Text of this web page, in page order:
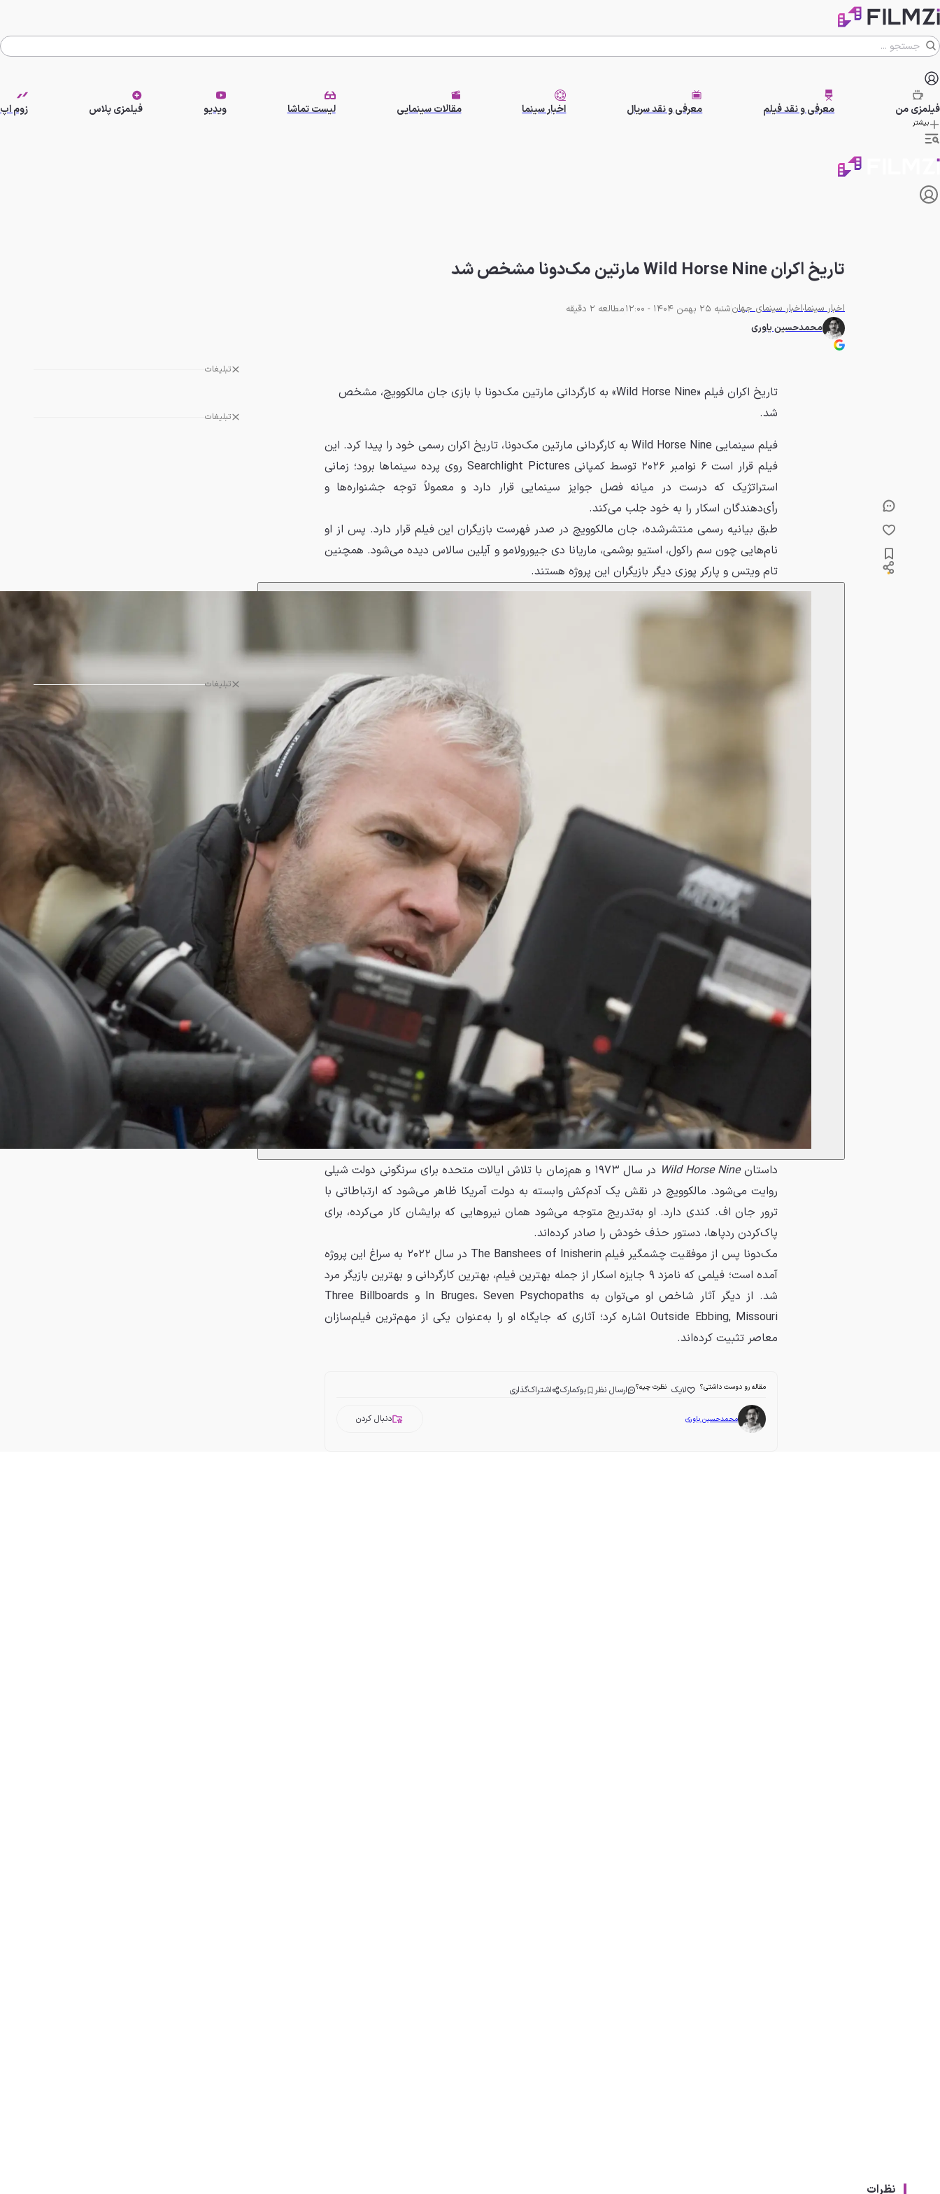
فیلمزیمن معرفی و نقد فیلم معرفی و نقد سریال اخبار سینما مقالات سینمایی لیست تماشا ویدیو فیلمزی پلاس زوم اپ
بیشتر
تاریخ اکران Wild Horse Nine مارتین مک‌دونا مشخص شد
اخبار سینمااخبار سینمای جهانشنبه 25 بهمن 1404 - 12:00
مطالعه 2 دقیقه
محمدحسین یاوری
تبلیغات
تبلیغات
تبلیغات
تاریخ اکران فیلم «Wild Horse Nine» به کارگردانی مارتین مک‌دونا با بازی جان مالکوویچ، مشخص
شد.
فیلم سینمایی Wild Horse Nine به کارگردانی مارتین مک‌دونا، تاریخ اکران رسمی خود را پیدا کرد. این
فیلم قرار است ۶ نوامبر ۲۰۲۶ توسط کمپانی Searchlight Pictures روی پرده سینماها برود؛ زمانی
استراتژیک که درست در میانه فصل جوایز سینمایی قرار دارد و معمولاً توجه جشنواره‌ها و
رأی‌دهندگان اسکار را به خود جلب می‌کند.
طبق بیانیه رسمی منتشرشده، جان مالکوویچ در صدر فهرست بازیگران این فیلم قرار دارد. پس از او
نام‌هایی چون سم راکول، استیو بوشمی، ماریانا دی جیورولامو و آیلین سالاس دیده می‌شود. همچنین
تام ویتس و پارکر پوزی دیگر بازیگران این پروژه هستند.
داستانWild Horse Nine
در سال ۱۹۷۳ و هم‌زمان با تلاش ایالات متحده برای سرنگونی دولت شیلی
روایت می‌شود. مالکوویچ در نقش یک آدم‌کش وابسته به دولت آمریکا ظاهر می‌شود که ارتباطاتی با
ترور جان اف. کندی دارد. او به‌تدریج متوجه می‌شود همان نیروهایی که برایشان کار می‌کرده، برای
پاک‌کردن ردپاها، دستور حذف خودش را صادر کرده‌اند.
مک‌دونا پس از موفقیت چشمگیر فیلم The Banshees of Inisherin در سال ۲۰۲۲ به سراغ این پروژه
آمده است؛ فیلمی که نامزد ۹ جایزه اسکار از جمله بهترین فیلم، بهترین کارگردانی و بهترین بازیگر مرد
شد. از دیگر آثار شاخص او می‌توان به In Bruges، Seven Psychopaths و Three Billboards
Outside Ebbing, Missouri اشاره کرد؛ آثاری که جایگاه او را به‌عنوان یکی از مهم‌ترین فیلم‌سازان
معاصر تثبیت کرده‌اند.
مقاله رو دوست داشتی؟ لایک نظرت چیه؟ ارسال نظر بوکمارک اشتراک‌گذاری
محمدحسین یاوری دنبال کردن
نظرات